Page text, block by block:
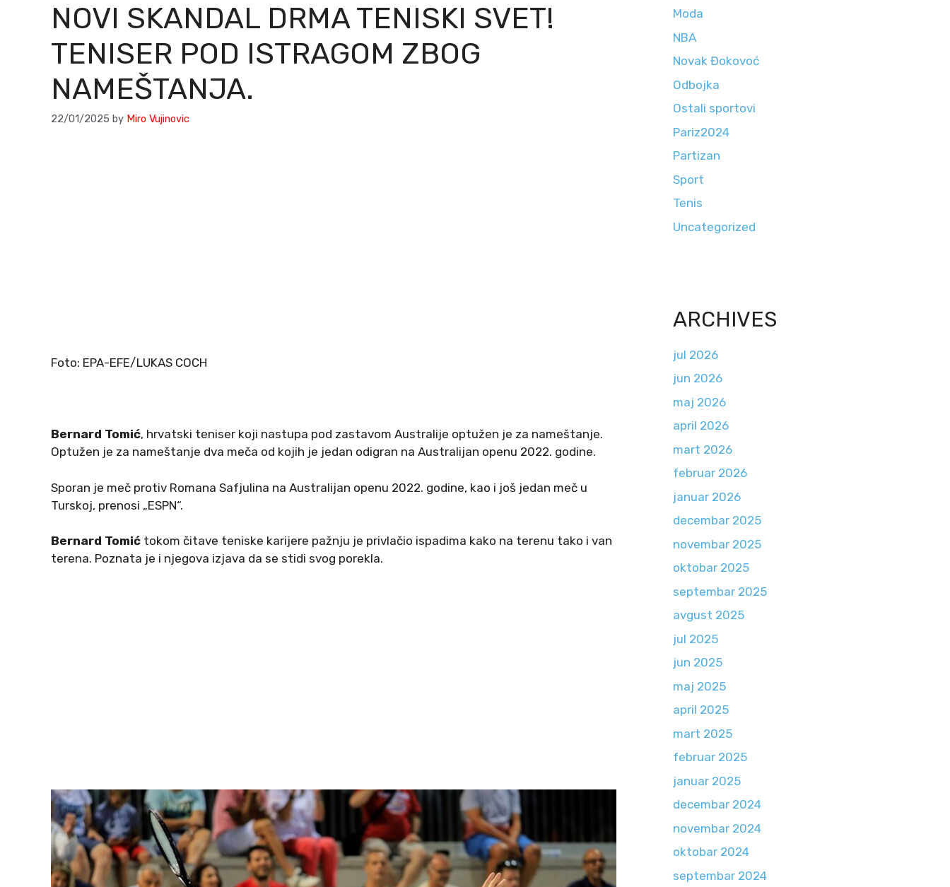
NOVI SKANDAL DRMA TENISKI SVET!
TENISER POD ISTRAGOM ZBOG
NAMEŠTANJA.
22/01/2025 by Miro Vujinovic
Foto: EPA-EFE/LUKAS COCH
Bernard Tomić, hrvatski teniser koji nastupa pod zastavom Australije optužen je za nameštanje.
Optužen je za nameštanje dva meča od kojih je jedan odigran na Australijan openu 2022. godine.
Sporan je meč protiv Romana Safjulina na Australijan openu 2022. godine, kao i još jedan meč u
Turskoj, prenosi „ESPN“.
Bernard Tomić tokom čitave teniske karijere pažnju je privlačio ispadima kako na terenu tako i van
terena. Poznata je i njegova izjava da se stidi svog porekla.
Moda
NBA
Novak Đokovoć
Odbojka
Ostali sportovi
Pariz2024
Partizan
Sport
Tenis
Uncategorized
ARCHIVES
jul 2026
jun 2026
maj 2026
april 2026
mart 2026
februar 2026
januar 2026
decembar 2025
novembar 2025
oktobar 2025
septembar 2025
avgust 2025
jul 2025
jun 2025
maj 2025
april 2025
mart 2025
februar 2025
januar 2025
decembar 2024
novembar 2024
oktobar 2024
septembar 2024